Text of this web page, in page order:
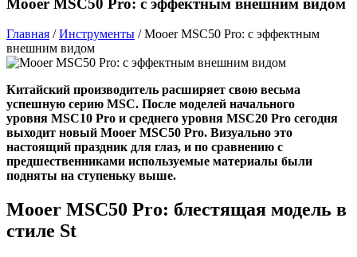
Mooer MSC50 Pro: с эффектным внешним видом
Главная /Инструменты /Mooer MSC50 Pro: с эффектным
внешним видом
Китайский производитель расширяет свою весьма
успешную серию MSC. После моделей начального
уровня MSC10 Pro и среднего уровня MSC20 Pro сегодня
выходит новый Mooer MSC50 Pro. Визуально это
настоящий праздник для глаз, и по сравнению с
предшественниками используемые материалы были
подняты на ступеньку выше.
Mooer MSC50 Pro: блестящая модель в
стиле St